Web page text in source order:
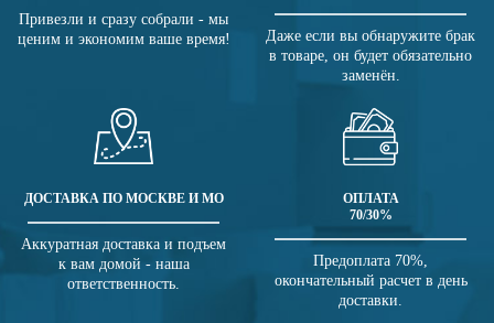
Привезли и сразу собрали - мы
ценим и экономим ваше время!
Даже если вы обнаружите брак
в товаре, он будет обязательно
заменён.
ДОСТАВКА ПО МОСКВЕ И МО
Аккуратная доставка и подъем
к вам домой - наша
ответственность.
ОПЛАТА
70/30%
Предоплата 70%,
окончательный расчет в день
доставки.